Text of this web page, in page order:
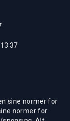
37
sine normer for
normer for